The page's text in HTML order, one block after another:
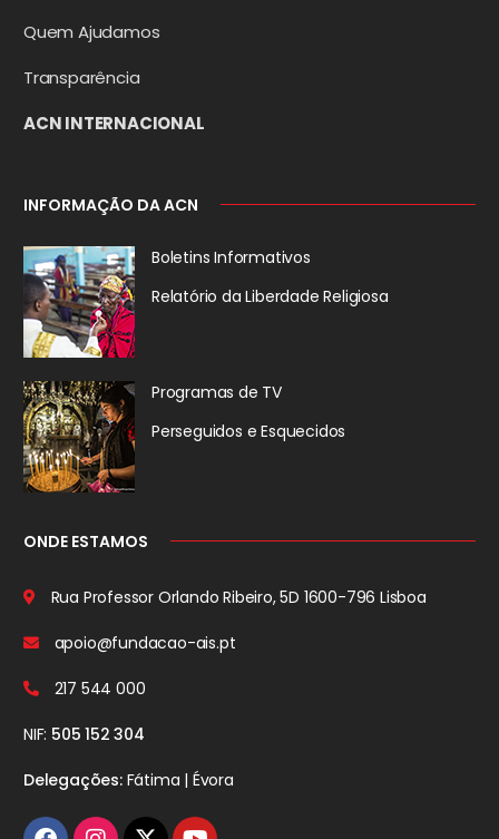
Quem Ajudamos
Transparência
ACN INTERNACIONAL
INFORMAÇÃO DA ACN
Boletins Informativos
Relatório da Liberdade Religiosa
Programas de TV
Perseguidos e Esquecidos
ONDE ESTAMOS
Rua Professor Orlando Ribeiro, 5D 1600-796 Lisboa
apoio@fundacao-ais.pt
217 544 000
NIF: 505 152 304
Delegações:Fátima | Évora